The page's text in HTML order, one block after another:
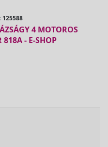
125588
4 MOTOROS
818A - E-SHOP